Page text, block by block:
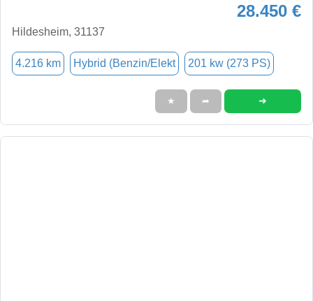
28.450 €
Hildesheim, 31137
4.216 km Hybrid (Benzin/Elekt 201 kw (273 PS)
★ ➦ ➜